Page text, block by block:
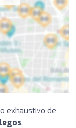
exhaustivo de
,